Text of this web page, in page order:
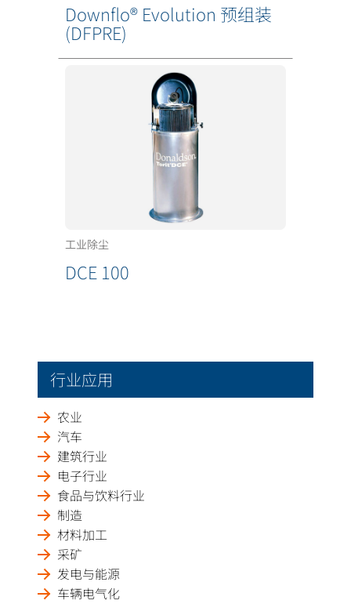
Downflo® Evolution 预组装
(DFPRE)
工业除尘
DCE 100
行业应用
农业
汽车
建筑行业
电子行业
食品与饮料行业
制造
材料加工
采矿
发电与能源
车辆电气化